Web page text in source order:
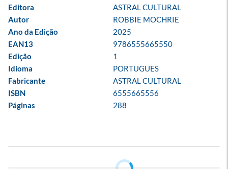
Editora
ASTRAL CULTURAL
Autor
ROBBIE MOCHRIE
Ano da Edição
2025
EAN13
9786555665550
Edição
1
Idioma
PORTUGUES
Fabricante
ASTRAL CULTURAL
ISBN
6555665556
Páginas
288